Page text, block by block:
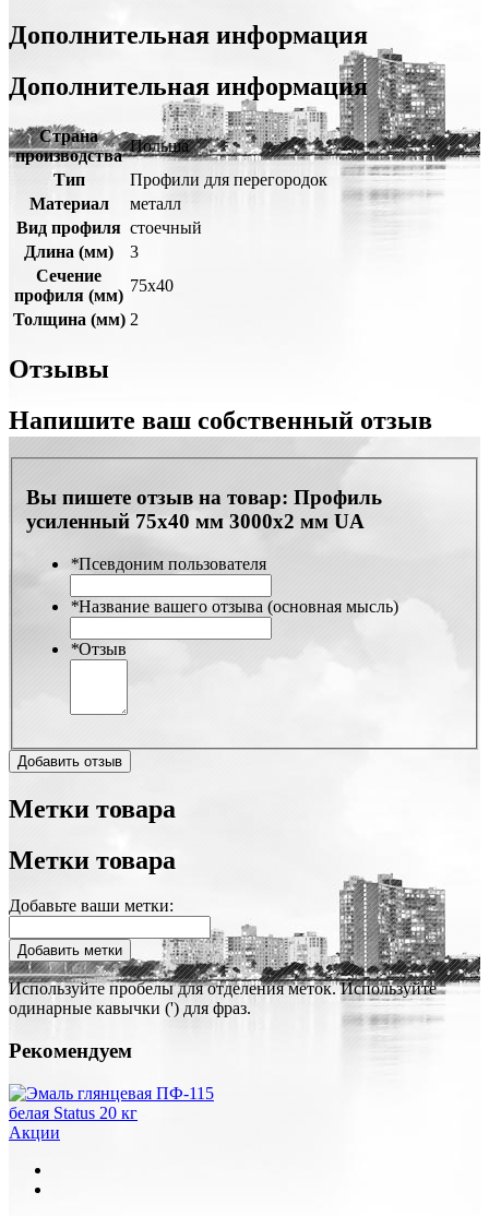
Дополнительная информация
Дополнительная информация
Страна
производства
Польша
Тип
Профили для перегородок
Материал
металл
Вид профиля стоечный
Длина (мм)
3
Сечение
профиля (мм)
75х40
Толщина (мм) 2
Отзывы
Напишите ваш собственный отзыв
Вы пишете отзыв на товар: Профиль
усиленный 75х40 мм 3000х2 мм UA
*Псевдоним пользователя
*Название вашего отзыва (основная мысль)
*Отзыв
Добавить отзыв
Метки товара
Метки товара
Добавьте ваши метки:
Добавить метки
Используйте пробелы для отделения меток. Используйте
одинарные кавычки (') для фраз.
Рекомендуем
Акции